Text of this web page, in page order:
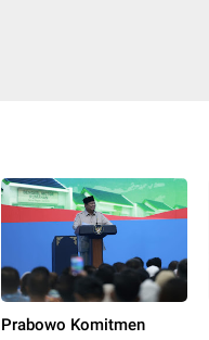
Prabowo Komitmen